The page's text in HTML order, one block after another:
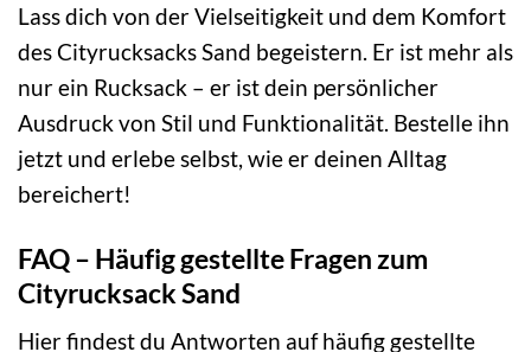
Lass dich von der Vielseitigkeit und dem Komfort
des Cityrucksacks Sand begeistern. Er ist mehr als
nur ein Rucksack – er ist dein persönlicher
Ausdruck von Stil und Funktionalität. Bestelle ihn
jetzt und erlebe selbst, wie er deinen Alltag
bereichert!
FAQ – Häufig gestellte Fragen zum
Cityrucksack Sand
Hier findest du Antworten auf häufig gestellte